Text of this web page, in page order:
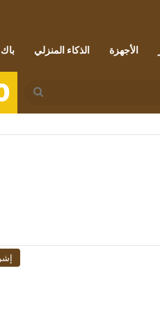
الأجهزة الذكاء المنزلي
بحث
عن